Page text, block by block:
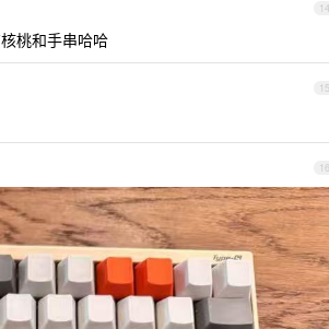
14
桃和手串哈哈
15
16